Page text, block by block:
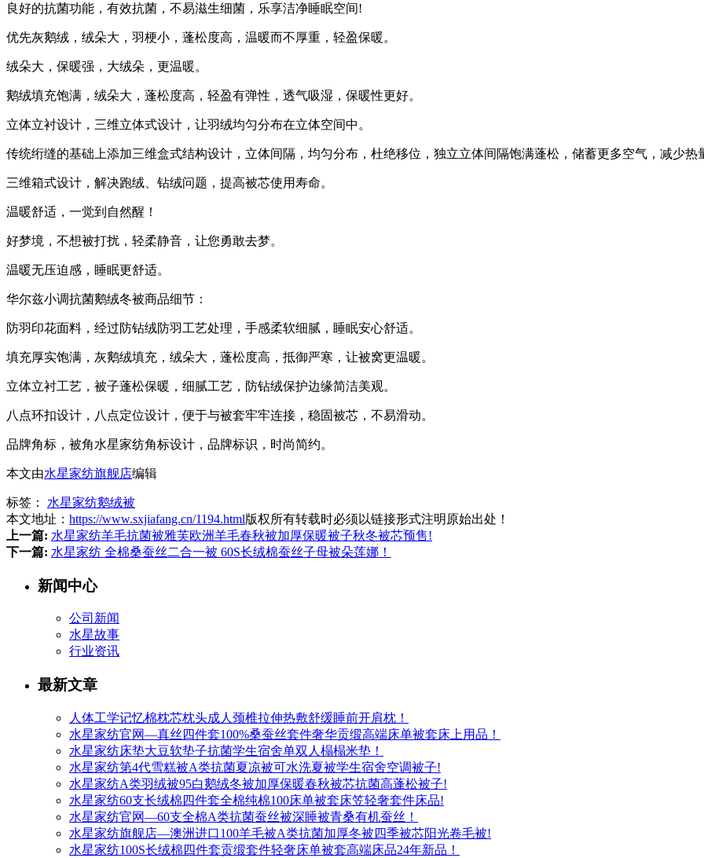
良好的抗菌功能，有效抗菌，不易滋生细菌，乐享洁净睡眠空间!
优先灰鹅绒，绒朵大，羽梗小，蓬松度高，温暖而不厚重，轻盈保暖。
绒朵大，保暖强，大绒朵，更温暖。
鹅绒填充饱满，绒朵大，蓬松度高，轻盈有弹性，透气吸湿，保暖性更好。
立体立衬设计，三维立体式设计，让羽绒均匀分布在立体空间中。
传统绗缝的基础上添加三维盒式结构设计，立体间隔，均匀分布，杜绝移位，独立立体间隔饱满蓬松，储蓄更多空气，减少热
三维箱式设计，解决跑绒、钻绒问题，提高被芯使用寿命。
温暖舒适，一觉到自然醒！
好梦境，不想被打扰，轻柔静音，让您勇敢去梦。
温暖无压迫感，睡眠更舒适。
华尔兹小调抗菌鹅绒冬被商品细节：
防羽印花面料，经过防钻绒防羽工艺处理，手感柔软细腻，睡眠安心舒适。
填充厚实饱满，灰鹅绒填充，绒朵大，蓬松度高，抵御严寒，让被窝更温暖。
立体立衬工艺，被子蓬松保暖，细腻工艺，防钻绒保护边缘简洁美观。
八点环扣设计，八点定位设计，便于与被套牢牢连接，稳固被芯，不易滑动。
品牌角标，被角水星家纺角标设计，品牌标识，时尚简约。
本文由水星家纺旗舰店编辑
标签： 水星家纺鹅绒被
本文地址： https://www.sxjiafang.cn/1194.html版权所有转载时必须以链接形式注明原始出处！
上一篇: 水星家纺羊毛抗菌被雅芙欧洲羊毛春秋被加厚保暖被子秋冬被芯预售!
下一篇: 水星家纺 全棉桑蚕丝二合一被 60S长绒棉蚕丝子母被朵莲娜！
新闻中心
公司新闻
水星故事
行业资讯
最新文章
人体工学记忆棉枕芯枕头成人颈椎拉伸热敷舒缓睡前开肩枕！
水星家纺官网—真丝四件套100%桑蚕丝套件奢华贡缎高端床单被套床上用品！
水星家纺床垫大豆软垫子抗菌学生宿舍单双人榻榻米垫！
水星家纺第4代雪糕被A类抗菌夏凉被可水洗夏被学生宿舍空调被子!
水星家纺A类羽绒被95白鹅绒冬被加厚保暖春秋被芯抗菌高蓬松被子!
水星家纺60支长绒棉四件套全棉纯棉100床单被套床笠轻奢套件床品!
水星家纺官网—60支全棉A类抗菌蚕丝被深睡被青桑有机蚕丝！
水星家纺旗舰店—澳洲进口100羊毛被A类抗菌加厚冬被四季被芯阳光卷毛被!
水星家纺100S长绒棉四件套贡缎套件轻奢床单被套高端床品24年新品！